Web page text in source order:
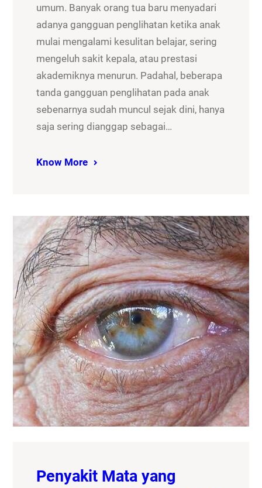
umum. Banyak orang tua baru menyadari
adanya gangguan penglihatan ketika anak
mulai mengalami kesulitan belajar, sering
mengeluh sakit kepala, atau prestasi
akademiknya menurun. Padahal, beberapa
tanda gangguan penglihatan pada anak
sebenarnya sudah muncul sejak dini, hanya
saja sering dianggap sebagai…
Know More
Penyakit Mata yang